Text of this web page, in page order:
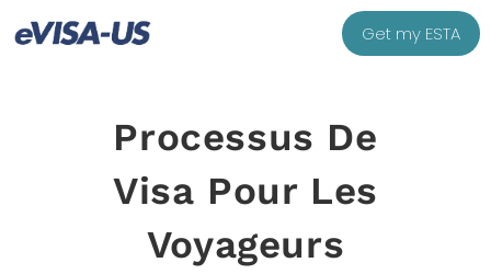
Get my ESTA
Processus De
Visa Pour Les
Voyageurs